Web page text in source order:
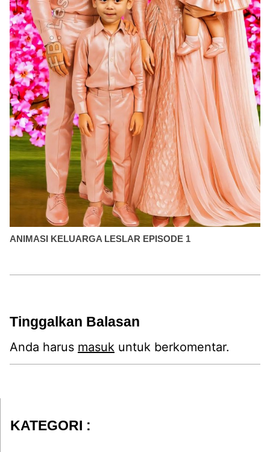
ANIMASI KELUARGA LESLAR EPISODE 1
Tinggalkan Balasan
Anda harus masuk untuk berkomentar.
KATEGORI :